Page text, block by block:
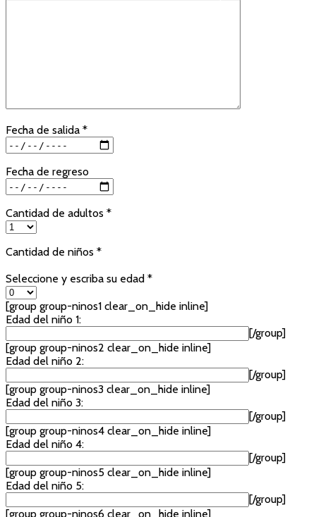
Fecha de salida *
Fecha de regreso
Cantidad de adultos *
Cantidad de niños *
Seleccione y escriba su edad *
[group group-ninos1 clear_on_hide inline]
Edad del niño 1:
[/group]
[group group-ninos2 clear_on_hide inline]
Edad del niño 2:
[/group]
[group group-ninos3 clear_on_hide inline]
Edad del niño 3:
[/group]
[group group-ninos4 clear_on_hide inline]
Edad del niño 4:
[/group]
[group group-ninos5 clear_on_hide inline]
Edad del niño 5:
[/group]
[group group-ninos6 clear_on_hide inline]